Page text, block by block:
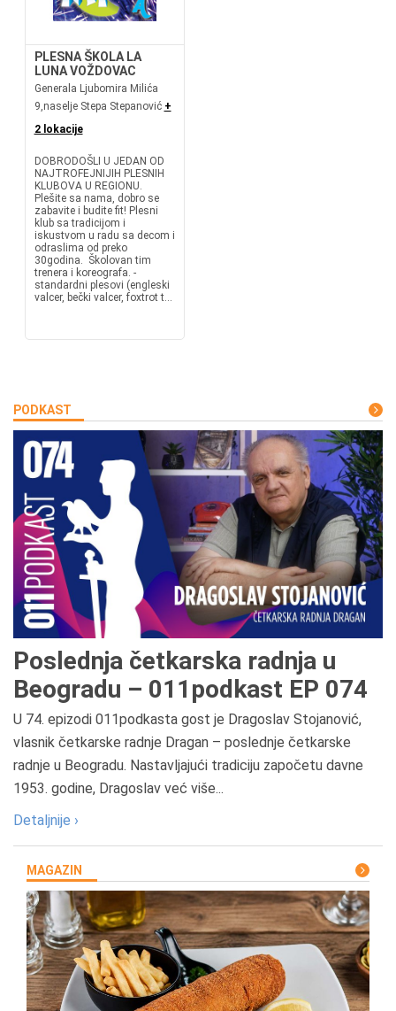
PLESNA ŠKOLA LA
LUNA VOŽDOVAC
Generala Ljubomira Milića
9,naselje Stepa Stepanović +
2 lokacije
DOBRODOŠLI U JEDAN OD
NAJTROFEJNIJIH PLESNIH
KLUBOVA U REGIONU.
Plešite sa nama, dobro se
zabavite i budite fit! Plesni
klub sa tradicijom i
iskustvom u radu sa decom i
odraslima od preko
30godina. Školovan tim
trenera i koreografa. -
standardni plesovi (engleski
valcer, bečki valcer, foxtrot t...
PODKAST
Poslednja četkarska radnja u
Beogradu – 011podkast EP 074
U 74. epizodi 011podkasta gost je Dragoslav Stojanović,
vlasnik četkarske radnje Dragan – poslednje četkarske
radnje u Beogradu. Nastavljajući tradiciju započetu davne
1953. godine, Dragoslav već više...
Detaljnije ›
MAGAZIN